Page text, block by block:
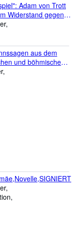
Adam von Trott
Widerstand gegen
aus dem
und böhmischen